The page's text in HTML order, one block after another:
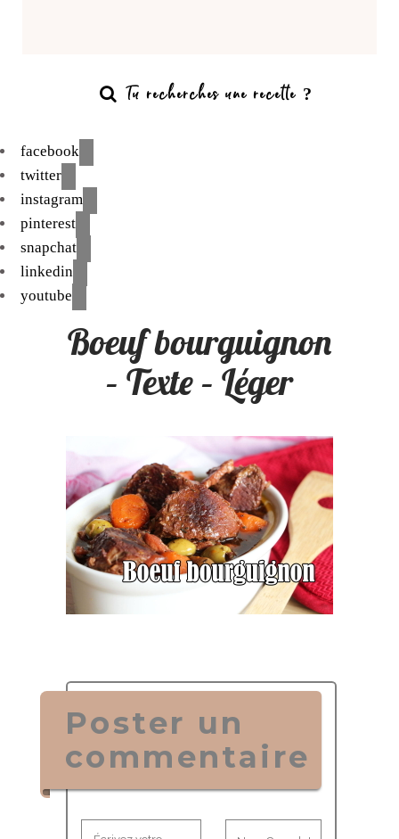
facebook
twitter
instagram
pinterest
snapchat
linkedin
youtube
Boeuf bourguignon
– Texte – Léger
Poster un
commentaire